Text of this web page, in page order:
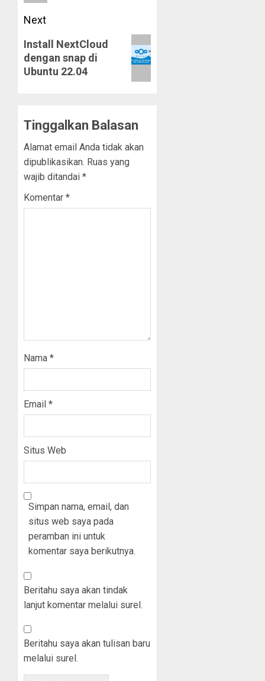
Next
Next
post:
Install NextCloud
dengan snap di
Ubuntu 22.04
Tinggalkan Balasan
Alamat email Anda tidak akan
dipublikasikan. Ruas yang
wajib ditandai *
Komentar *
Nama *
Email *
Situs Web
Simpan nama, email, dan
situs web saya pada
peramban ini untuk
komentar saya berikutnya.
Beritahu saya akan tindak
lanjut komentar melalui surel.
Beritahu saya akan tulisan baru
melalui surel.